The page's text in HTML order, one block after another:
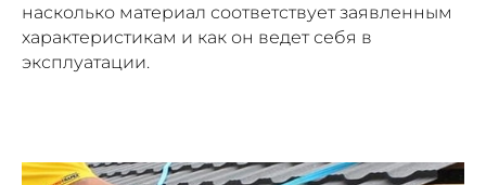
насколько материал соответствует заявленным
характеристикам и как он ведет себя в
эксплуатации.